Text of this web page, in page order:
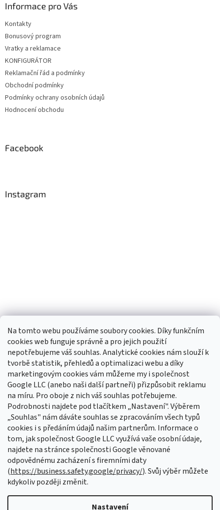
Na tomto webu používáme soubory cookies. Díky funkčním
cookies web funguje správně a pro jejich použití
nepotřebujeme váš souhlas. Analytické cookies nám slouží k
tvorbě statistik, přehledů a optimalizaci webu a díky
marketingovým cookies vám můžeme my i společnost
Google LLC (anebo naši další partneři) přizpůsobit reklamu
na míru. Pro oboje z nich váš souhlas potřebujeme.
Podrobnosti najdete pod tlačítkem „Nastavení". Výběrem
„Souhlas" nám dáváte souhlas se zpracováním všech typů
cookies i s předáním údajů našim partnerům. Informace o
tom, jak společnost Google LLC využívá vaše osobní údaje,
najdete na stránce společnosti Google věnované
odpovědnému zacházení s firemními daty
(https://business.safety.google/privacy/). Svůj výběr můžete
kdykoliv později změnit.
Nastavení
Informace pro Vás
Kontakty
Bonusový program
Vratky a reklamace
KONFIGURÁTOR
Reklamační řád a podmínky
Obchodní podmínky
Podmínky ochrany osobních údajů
Hodnocení obchodu
Facebook
Instagram
Sledovat na Instagramu
Odebírat newsletter
Vložte svůj e-mail a my vám budeme zasílat informace o nových
produktech na našem e-shopu.
E-mail
Vložením e-mailu souhlasíte s podmínkami ochrany osobních údajů